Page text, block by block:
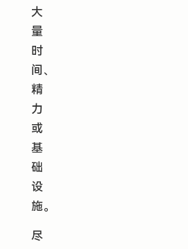
大
量
时
间、
精
力
或
基
础
设
施。
尽